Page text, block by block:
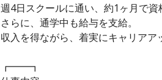
週4日スクールに通い、約1ヶ月で資
さらに、通学中も給与を支給。
収入を得ながら、着実にキャリアア
┏━━┓